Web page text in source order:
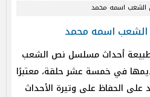
اسمه محمد
اسمه محمد
طبيعة أحداث مسلسل نص الشعب
في خمسة عشر حلقة، معتبرًا
الحفاظ على وتيرة الأحداث